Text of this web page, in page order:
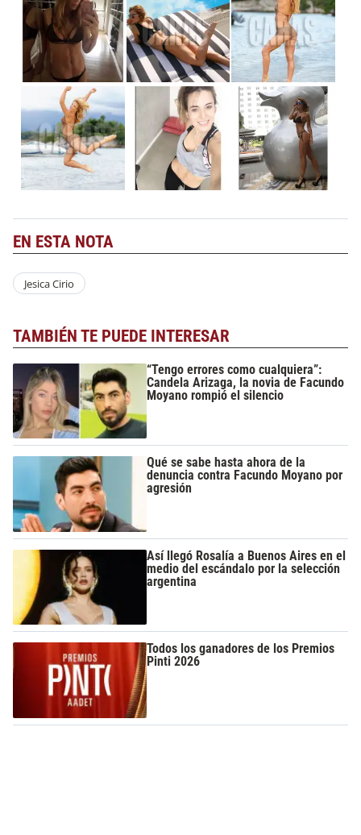
EN ESTA NOTA
Jesica Cirio
TAMBIÉN TE PUEDE INTERESAR
“Tengo errores como cualquiera”:
Candela Arizaga, la novia de Facundo
Moyano rompió el silencio
Qué se sabe hasta ahora de la
denuncia contra Facundo Moyano por
agresión
Así llegó Rosalía a Buenos Aires en el
medio del escándalo por la selección
argentina
Todos los ganadores de los Premios
Pinti 2026